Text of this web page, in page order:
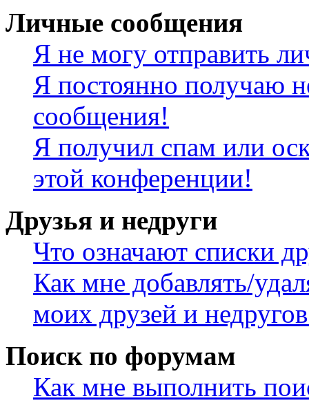
Личные сообщения
Я не могу отправить
Я постоянно получаю
сообщения!
Я получил спам или
этой конференции!
Друзья и недруги
Что означают списки
Как мне добавлять/
моих друзей и
Поиск по форумам
Как мне выполнить